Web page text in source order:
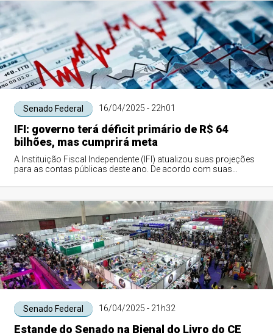
Senado Federal 16/04/2025 - 22h01
IFI: governo terá déficit primário de R$ 64
bilhões, mas cumprirá meta
A Instituição Fiscal Independente (IFI) atualizou suas projeções
para as contas públicas deste ano. De acordo com suas
Senado Federal 16/04/2025 - 21h32
Estande do Senado na Bienal do Livro do CE